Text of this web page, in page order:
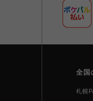
全国
札幌